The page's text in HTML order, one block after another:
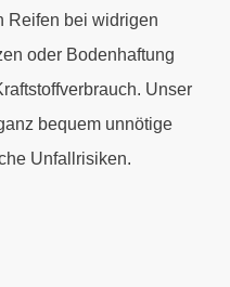
Reifen bei widrigen
oder Bodenhaftung
Unser
bequem unnötige
Unfallrisiken.